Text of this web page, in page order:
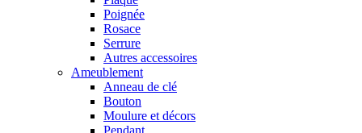
Poignée
Rosace
Serrure
Autres accessoires
Ameublement
Anneau de clé
Bouton
Moulure et décors
Pendant